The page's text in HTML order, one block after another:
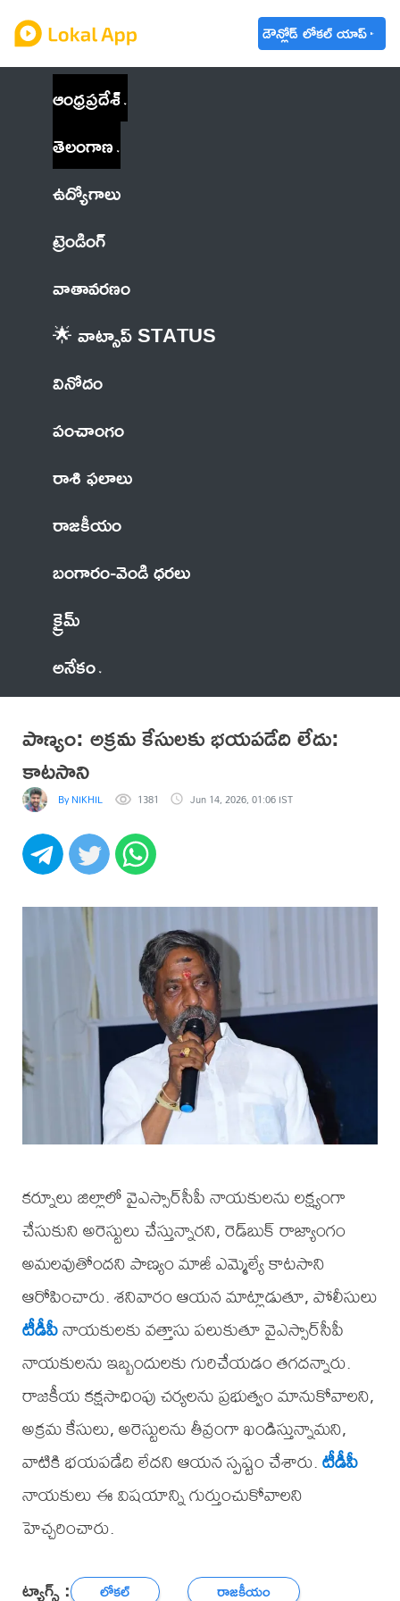
డౌన్లోడ్ లోకల్ యాప్
ఆంధ్రప్రదేశ్
తెలంగాణ
ఉద్యోగాలు
ట్రెండింగ్
వాతావరణం
🌟 వాట్సాప్ STATUS
వినోదం
పంచాంగం
రాశి ఫలాలు
రాజకీయం
బంగారం-వెండి ధరలు
క్రైమ్
అనేకం
పాణ్యం: అక్రమ కేసులకు భయపడేది లేదు:
కాటసాని
By NIKHIL 1381 Jun 14, 2026, 01:06 IST
కర్నూలు జిల్లాలో వైఎస్సార్‌సీపీ నాయకులను లక్ష్యంగా
చేసుకుని అరెస్టులు చేస్తున్నారని, రెడ్‌బుక్ రాజ్యాంగం
అమలవుతోందని పాణ్యం మాజీ ఎమ్మెల్యే కాటసాని
ఆరోపించారు. శనివారం ఆయన మాట్లాడుతూ, పోలీసులు
టీడీపీనాయకులకు వత్తాసు పలుకుతూ వైఎస్సార్‌సీపీ
నాయకులను ఇబ్బందులకు గురిచేయడం తగదన్నారు.
రాజకీయ కక్షసాధింపు చర్యలను ప్రభుత్వం మానుకోవాలని,
అక్రమ కేసులు, అరెస్టులను తీవ్రంగా ఖండిస్తున్నామని,
వాటికి భయపడేది లేదని ఆయన స్పష్టం చేశారు.టీడీపీ
నాయకులు ఈ విషయాన్ని గుర్తుంచుకోవాలని
హెచ్చరించారు.
ట్యాగ్స్ : లోకల్ రాజకీయం